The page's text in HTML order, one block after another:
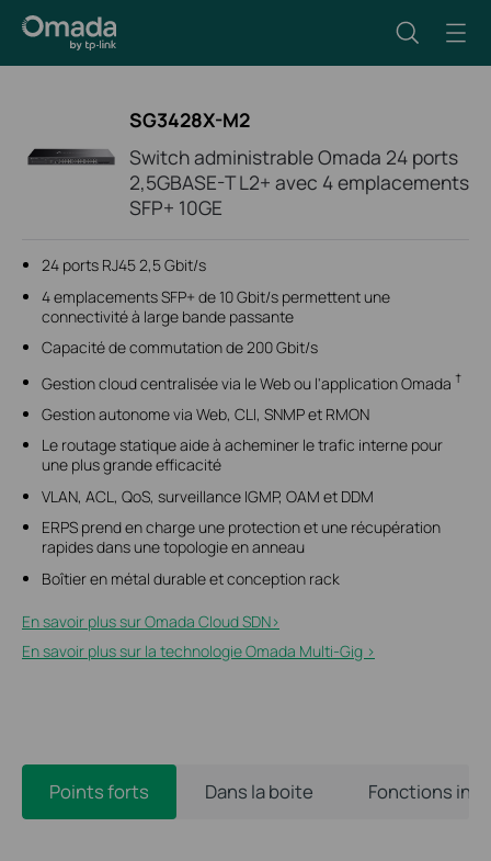
SG3428X-M2
Switch administrable Omada 24 ports
2,5GBASE-T L2+ avec 4 emplacements
SFP+ 10GE
24 ports RJ45 2,5 Gbit/s
4 emplacements SFP+ de 10 Gbit/s permettent une
connectivité à large bande passante
Capacité de commutation de 200 Gbit/s
Gestion cloud centralisée via le Web ou l'application Omada †
Gestion autonome via Web, CLI, SNMP et RMON
Le routage statique aide à acheminer le trafic interne pour
une plus grande efficacité
VLAN, ACL, QoS, surveillance IGMP, OAM et DDM
ERPS prend en charge une protection et une récupération
rapides dans une topologie en anneau
Boîtier en métal durable et conception rack
En savoir plus sur Omada Cloud SDN>​
En savoir plus sur la technologie Omada Multi-Gig >
Points forts Dans la boite Fonctions